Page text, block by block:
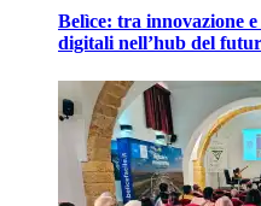
Belìce: tra innovazione
digitali nell’hub del